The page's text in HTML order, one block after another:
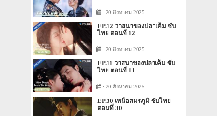
: 20 สิงหาคม 2025
EP.12 วาสนาของปลาเค็ม ซับ
ไทย ตอนที่ 12
: 20 สิงหาคม 2025
EP.11 วาสนาของปลาเค็ม ซับ
ไทย ตอนที่ 11
: 20 สิงหาคม 2025
EP.30 เหนือสมรภูมิ ซับไทย
ตอนที่ 30